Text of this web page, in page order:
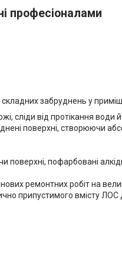
професіоналами
забруднень у
сліди від протікання води й
поверхні, створюючи
поверхні, пофарбовані
ремонтних робіт на
припустимого вмісту ЛОС